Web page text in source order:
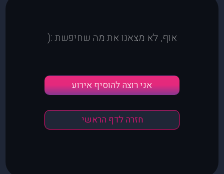
אוף, לא מצאנו את מה שחיפשת :(
אני רוצה להוסיף אירוע
חזרה לדף הראשי